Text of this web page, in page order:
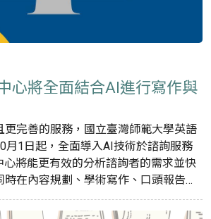
心將全面結合AI進行寫作與
更完善的服務，國立臺灣師範大學英語
月1日起，全面導入AI技術於諮詢服務
心將能更有效的分析諮詢者的需求並快
在內容規劃、學術寫作、口頭報告準
以下為AI應用於諮詢服務的具體內容：